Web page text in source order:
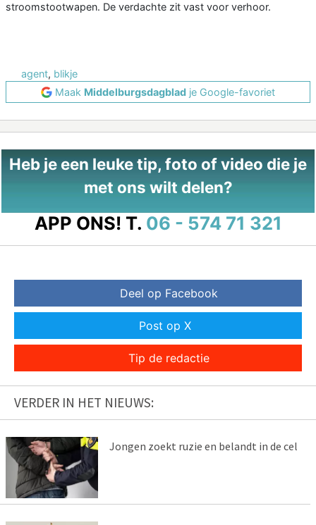
stroomstootwapen. De verdachte zit vast voor verhoor.
agent, blikje
Maak Middelburgsdagblad je Google-favoriet
Heb je een leuke tip, foto of video die je
met ons wilt delen?
APP ONS! T. 06 - 574 71 321
Deel op Facebook
Post op X
Tip de redactie
VERDER IN HET NIEUWS:
Jongen zoekt ruzie en belandt in de cel